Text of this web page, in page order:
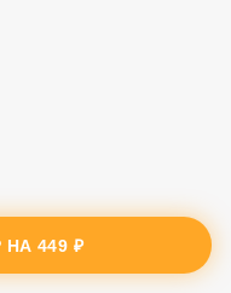
НА449 ₽